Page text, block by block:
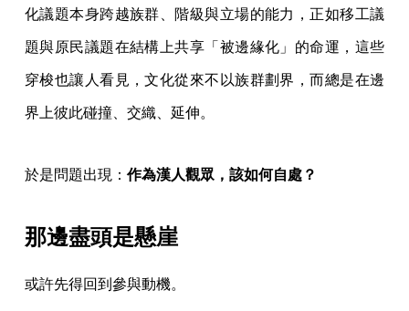
化議題本身跨越族群、階級與立場的能力，正如移工議
題與原民議題在結構上共享「被邊緣化」的命運，這些
穿梭也讓人看見，文化從來不以族群劃界，而總是在邊
界上彼此碰撞、交織、延伸。
於是問題出現： 作為漢人觀眾，該如何自處？
那邊盡頭是懸崖
或許先得回到參與動機。